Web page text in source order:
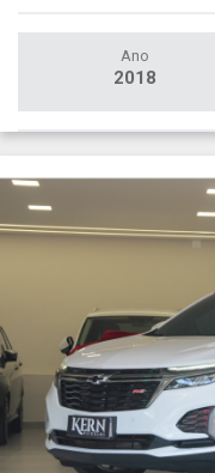
Ano
2018